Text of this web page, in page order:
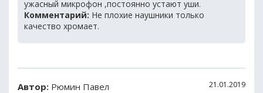
ужасный микрофон ,постоянно устают уши.
Комментарий: Не плохие наушники только
качество хромает.
Автор: Рюмин Павел 21.01.2019